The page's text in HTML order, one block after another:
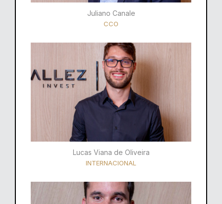
Juliano Canale
CCO
Lucas Viana de Oliveira
INTERNACIONAL